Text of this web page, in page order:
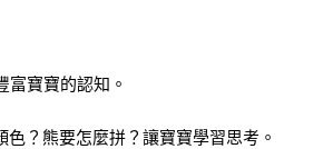
富寶寶的認知。
？熊要怎麼拼？讓寶寶學習思考。